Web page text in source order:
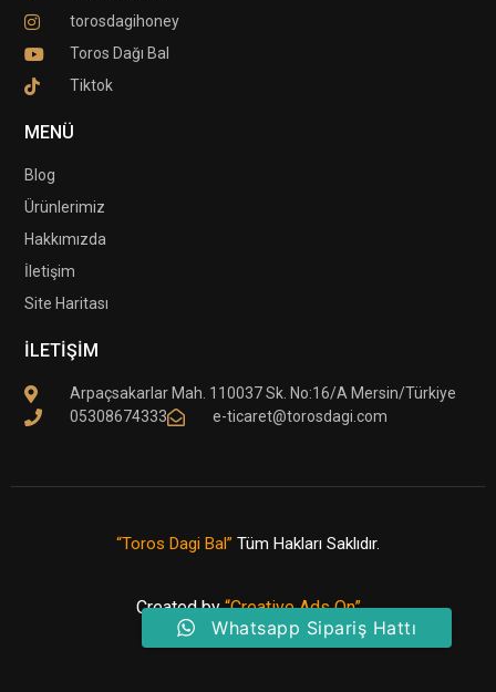
torosdagihoney
Toros Dağı Bal
Tiktok
MENÜ
Blog
Ürünlerimiz
Hakkımızda
İletişim
Site Haritası
İLETİŞİM
Arpaçsakarlar Mah. 110037 Sk. No:16/A Mersin/Türkiye
05308674333
e-ticaret@torosdagi.com
“Toros Dagi Bal” Tüm Hakları Saklıdır.
Created by“Creative Ads On”
Whatsapp Sipariş Hattı